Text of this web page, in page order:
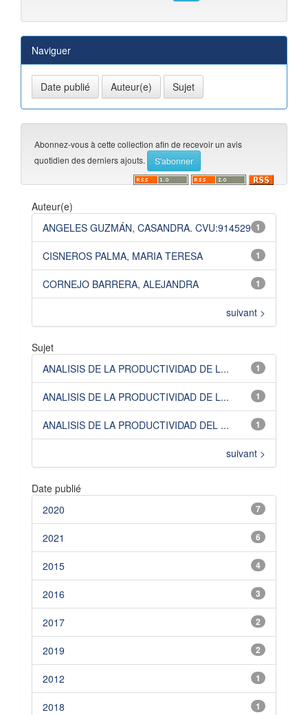
Naviguer
Abonnez-vous à cette collection afin de recevoir un avis
quotidien des derniers ajouts.
Auteur(e)
1
ANGELES GUZMÁN, CASANDRA. CVU:914529
1
CISNEROS PALMA, MARIA TERESA
1
CORNEJO BARRERA, ALEJANDRA
suivant >
Sujet
1
ANALISIS DE LA PRODUCTIVIDAD DE L...
1
ANALISIS DE LA PRODUCTIVIDAD DE L...
1
ANALISIS DE LA PRODUCTIVIDAD DEL ...
suivant >
Date publié
7
2020
6
2021
4
2015
3
2016
2
2017
2
2019
1
2012
1
2018